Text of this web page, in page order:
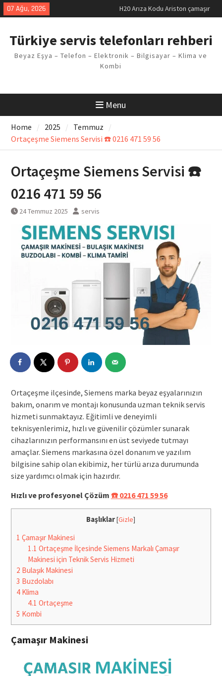
Skip
to
07 Ağu, 2026
LG kombi E2 Arızası Çözümü
Arçelik buzdolabı F5 Hatası
Vaillant çamaşır makinesi E03
Ferroli klima E3 Arızası Çözümü
H20 Arıza Kodu Ariston çamaşır
Türkiye servis telefonları rehberi
Beyaz Eşya – Telefon – Elektronik – Bilgisayar – Klima ve
Kombi
Menu
Home 2025
Temmuz
Ortaçeşme Siemens Servisi ☎️ 0216 471 59 56
Ortaçeşme Siemens Servisi ☎️
0216 471 59 56
24 Temmuz 2025 servis
Ortaçeşme ilçesinde, Siemens marka beyaz eşyalarınızın
bakım, onarım ve montajı konusunda uzman teknik servis
hizmeti sunmaktayız. Eğitimli ve deneyimli
teknisyenlerimiz, hızlı ve güvenilir çözümler sunarak
cihazlarınızın performansını en üst seviyede tutmayı
amaçlar. Siemens markasına özel donanım ve yazılım
bilgisine sahip olan ekibimiz, her türlü arıza durumunda
size yardımcı olmak için hazırdır.
Hızlı ve profesyonel Çözüm ☎️ 0216 471 59 56
Başlıklar[Gizle]
1 Çamaşır Makinesi
1.1 Ortaçeşme İlçesinde Siemens Markalı Çamaşır
Makinesi için Teknik Servis Hizmeti
2 Bulaşık Makinesi
3 Buzdolabı
4Klima
4.1 Ortaçeşme
5 Kombi
Çamaşır Makinesi